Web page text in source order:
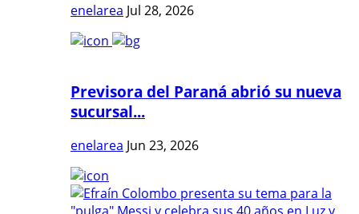
enelarea Jul 28, 2026
Previsora del Paraná abrió su nueva
sucursal...
enelarea Jun 23, 2026